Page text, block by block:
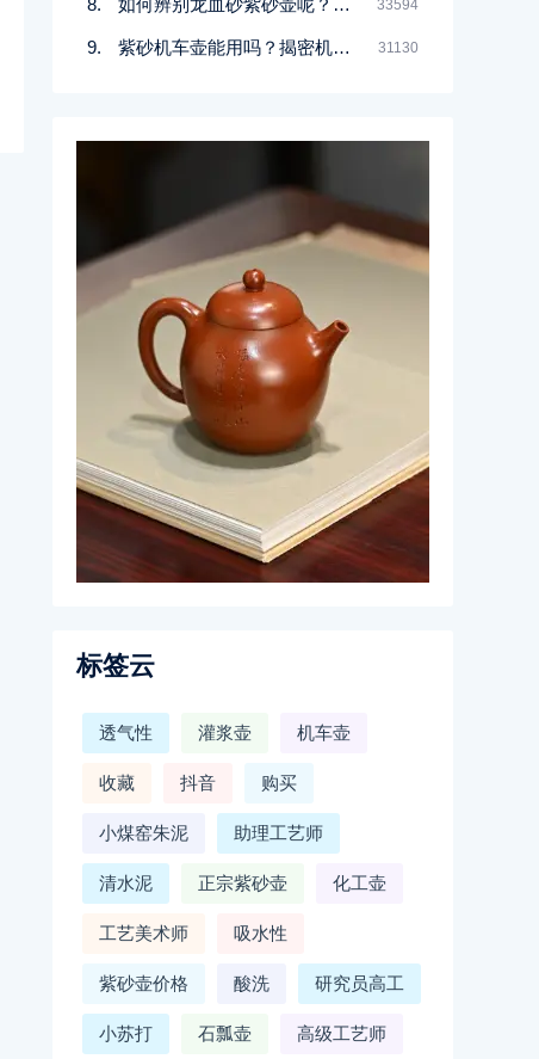
33594
紫砂机车壶能用吗？揭密机车壶的真实面目 31130
标签云
透气性 灌浆壶 机车壶
收藏 抖音 购买
小煤窑朱泥 助理工艺师
清水泥 正宗紫砂壶 化工壶
工艺美术师 吸水性
紫砂壶价格 酸洗 研究员高工
小苏打 石瓢壶 高级工艺师